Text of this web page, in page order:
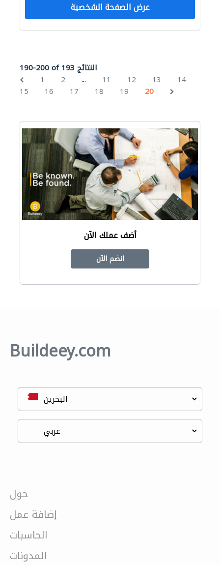
عرض الصفحة الشخصية
190-200 of 193 النتائج
1
2 ... 11 12 13
14
15
16 17 18 19 20
أضف عملك الآن
انضم الآن
Buildeey.com
حول
إضافة عمل
الحاسبات
المدونات